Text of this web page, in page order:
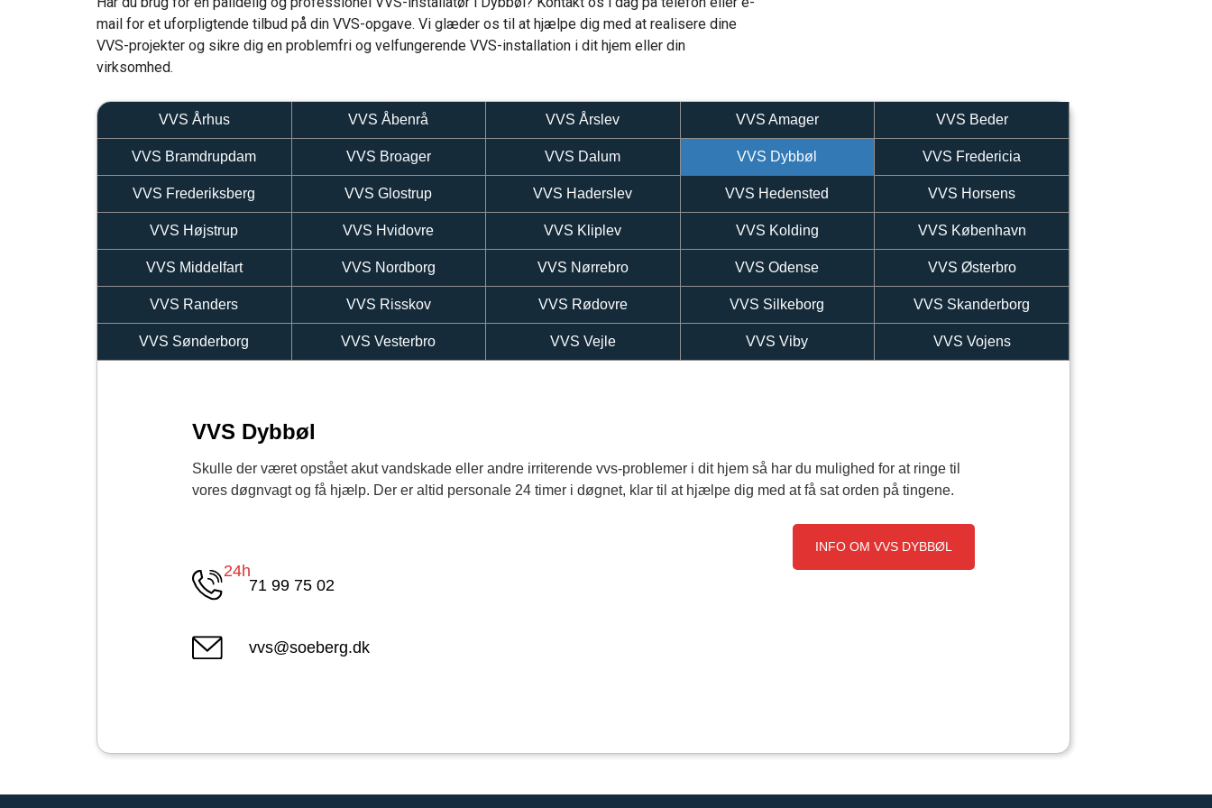
mail for et uforpligtende tilbud på din VVS-opgave. Vi glæder os til at hjælpe dig med at realisere dine
VVS-projekter og sikre dig en problemfri og velfungerende VVS-installation i dit hjem eller din
virksomhed.
VVS Århus VVS Åbenrå VVS Årslev VVS Amager VVS Beder
VVS Bramdrupdam VVS Broager VVS Dalum VVS Dybbøl VVS Fredericia
VVS Frederiksberg VVS Glostrup VVS Haderslev VVS Hedensted VVS Horsens
VVS Højstrup VVS Hvidovre VVS Kliplev VVS Kolding VVS København
VVS Middelfart VVS Nordborg VVS Nørrebro VVS Odense VVS Østerbro
VVS Randers VVS Risskov VVS Rødovre VVS Silkeborg VVS Skanderborg
VVS Sønderborg VVS Vesterbro VVS Vejle VVS Viby VVS Vojens
VVS Dybbøl
Skulle der været opstået akut vandskade eller andre irriterende vvs-problemer i dit hjem så har du mulighed for at ringe til
vores døgnvagt og få hjælp. Der er altid personale 24 timer i døgnet, klar til at hjælpe dig med at få sat orden på tingene.
INFO OM VVS DYBBØL
24h
71 99 75 02
vvs@soeberg.dk